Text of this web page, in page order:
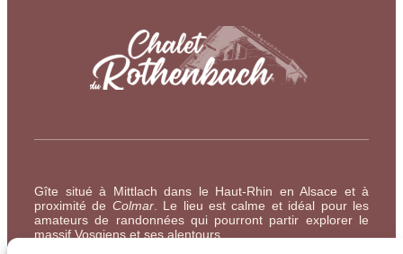
Gîte situé à Mittlach dans le Haut-Rhin en Alsace et à
proximité de Colmar. Le lieu est calme et idéal pour les
amateurs de randonnées qui pourront partir explorer le
massif Vosgiens et ses alentours.